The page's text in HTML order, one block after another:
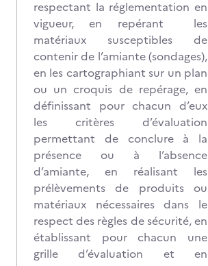
respectant la réglementation en
vigueur, en repérant les
matériaux susceptibles de
contenir de l’amiante (sondages),
en les cartographiant sur un plan
ou un croquis de repérage, en
définissant pour chacun d’eux
les critères d’évaluation
permettant de conclure à la
présence ou à l’absence
d’amiante, en réalisant les
prélèvements de produits ou
matériaux nécessaires dans le
respect des règles de sécurité, en
établissant pour chacun une
grille d’évaluation et en